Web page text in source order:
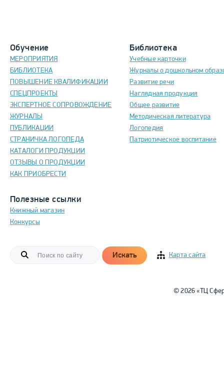
Обучение
МЕРОПРИЯТИЯ
БИБЛИОТЕКА
ПОВЫШЕНИЕ КВАЛИФИКАЦИИ
СПЕЦПРОЕКТЫ
ЭКСПЕРТНОЕ СОПРОВОЖДЕНИЕ
ЖУРНАЛЫ
ПУБЛИКАЦИИ
СТРАНИЧКА ЛОГОПЕДА
КАТАЛОГИ ПРОДУКЦИИ
ОТЗЫВЫ О ПРОДУКЦИИ
КАК ПРИОБРЕСТИ
Полезные ссылки
Книжный магазин
Конкурсы
Библиотека
Учебные карточки
Журналы о дошкольном
Развитие речи
Наглядная продукция
Общее развитие
Методическая литература
Логопедия
Патриотическое воспитание
Искать Карта сайта
© 2026 «ТЦ